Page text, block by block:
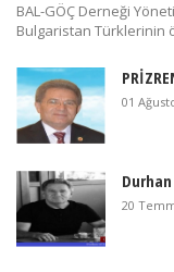
BAL-GÖÇ Derneği
Bulgaristan Türklerinin
01
20